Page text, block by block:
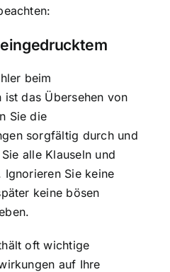
beim
das Übersehen von
Sie die
sorgfältig durch und
alle Klauseln und
Ignorieren Sie keine
keine bösen
oft wichtige
auf Ihre